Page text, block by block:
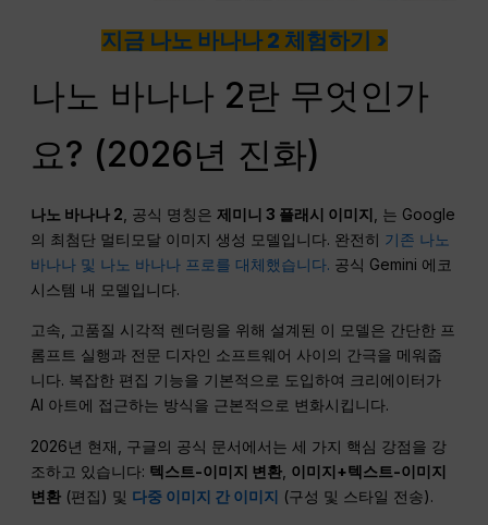
지금 나노 바나나 2 체험하기 >
나노 바나나 2란 무엇인가
요? (2026년 진화)
나노 바나나 2 , 공식 명칭은제미니 3 플래시 이미지 , 는 Google
의 최첨단 멀티모달 이미지 생성 모델입니다. 완전히 기존 나노
바나나 및 나노 바나나 프로를 대체했습니다. 공식 Gemini 에코
시스템 내 모델입니다.
고속, 고품질 시각적 렌더링을 위해 설계된 이 모델은 간단한 프
롬프트 실행과 전문 디자인 소프트웨어 사이의 간극을 메워줍
니다. 복잡한 편집 기능을 기본적으로 도입하여 크리에이터가
AI 아트에 접근하는 방식을 근본적으로 변화시킵니다.
2026년 현재, 구글의 공식 문서에서는 세 가지 핵심 강점을 강
조하고 있습니다: 텍스트-이미지 변환 이미지+텍스트-이미지
변환 (편집) 및 다중 이미지 간 이미지 (구성 및 스타일 전송).